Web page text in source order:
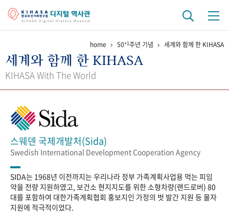
걸어온 길 기관 변천사 역대 기관장
정책과 연구 키워드로 보는 연구 역사
간행물 변천사
기록물 아카이브
사진 아카이브 문서 기록물 행정박물 영상 기록물
home 50+1주년 기념 세계와 함께 한 KIHASA
세계와 함께 한 KIHASA
KIHASA With The World
스웨덴 국제개발처(Sida)
Swedish International Development Cooperation Agency
SIDA는 1968년 이전까지는 우리나라 정부 가족계획사업용 먹는 피임
약을 전량 지원하였고, 보건소 현지지도를 위한 소형차량(랜드로버) 80
대를 포함하여 대한가족계획협회 홍보지인 가정의 벗 발간 지원 등 물자
지원에 적극적이었다.